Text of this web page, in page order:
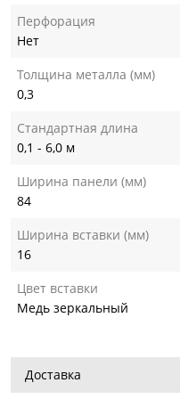
Перфорация
Нет
Толщина металла (мм)
0,3
Стандартная длина
0,1 - 6,0 м
Ширина панели (мм)
84
Ширина вставки (мм)
16
Цвет вставки
Медь зеркальный
Доставка